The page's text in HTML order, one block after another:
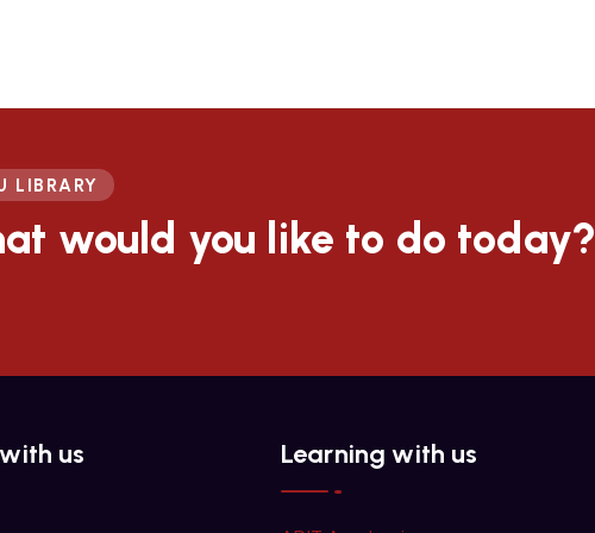
LIBRARY
would you like to do today?
us Learning with us